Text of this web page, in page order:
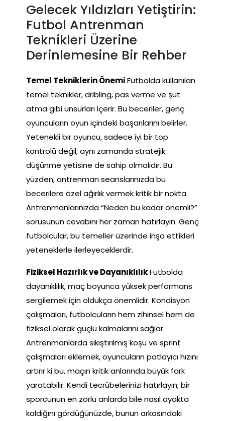
Gelecek Yıldızları Yetiştirin:
Futbol Antrenman
Teknikleri Üzerine
Derinlemesine Bir Rehber
Temel Tekniklerin ÖnemiFutbolda kullanılan
temel teknikler, dribling, pas verme ve şut
atma gibi unsurları içerir. Bu beceriler, genç
oyuncuların oyun içindeki başarılarını belirler.
Yetenekli bir oyuncu, sadece iyi bir top
kontrolü değil, aynı zamanda stratejik
düşünme yetisine de sahip olmalıdır. Bu
yüzden, antrenman seanslarınızda bu
becerilere özel ağırlık vermek kritik bir nokta.
Antrenmanlarınızda “Neden bu kadar önemli?”
sorusunun cevabını her zaman hatırlayın: Genç
futbolcular, bu temeller üzerinde inşa ettikleri
yeteneklerle ilerleyeceklerdir.
Fiziksel Hazırlık ve DayanıklılıkFutbolda
dayanıklılık, maç boyunca yüksek performans
sergilemek için oldukça önemlidir. Kondisyon
çalışmaları, futbolcuların hem zihinsel hem de
fiziksel olarak güçlü kalmalarını sağlar.
Antrenmanlarda sıkıştırılmış koşu ve sprint
çalışmaları eklemek, oyuncuların patlayıcı hızını
artırır ki bu, maçın kritik anlarında büyük fark
yaratabilir. Kendi tecrübelerinizi hatırlayın; bir
sporcunun en zorlu anlarda bile nasıl ayakta
kaldığını gördüğünüzde, bunun arkasındaki